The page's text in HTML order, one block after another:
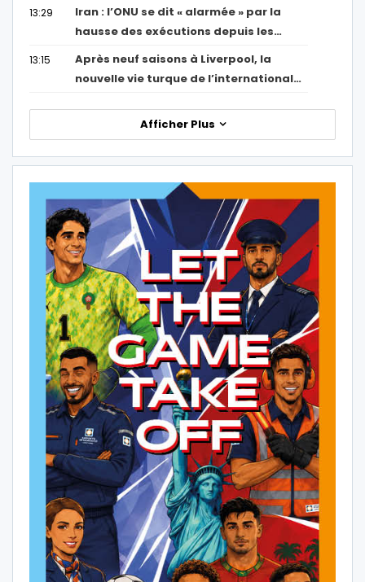
13:29
Iran : l’ONU se dit « alarmée » par la
hausse des exécutions depuis les…
13:15
Après neuf saisons à Liverpool, la
nouvelle vie turque de l’international…
Afficher Plus